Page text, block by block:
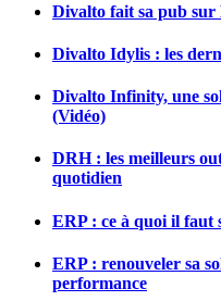
Divalto fait sa pub
Divalto Idylis : les
Divalto Infinity, une
(Vidéo)
DRH : les meilleurs
quotidien
ERP : ce à quoi il faut
ERP : renouveler sa
performance